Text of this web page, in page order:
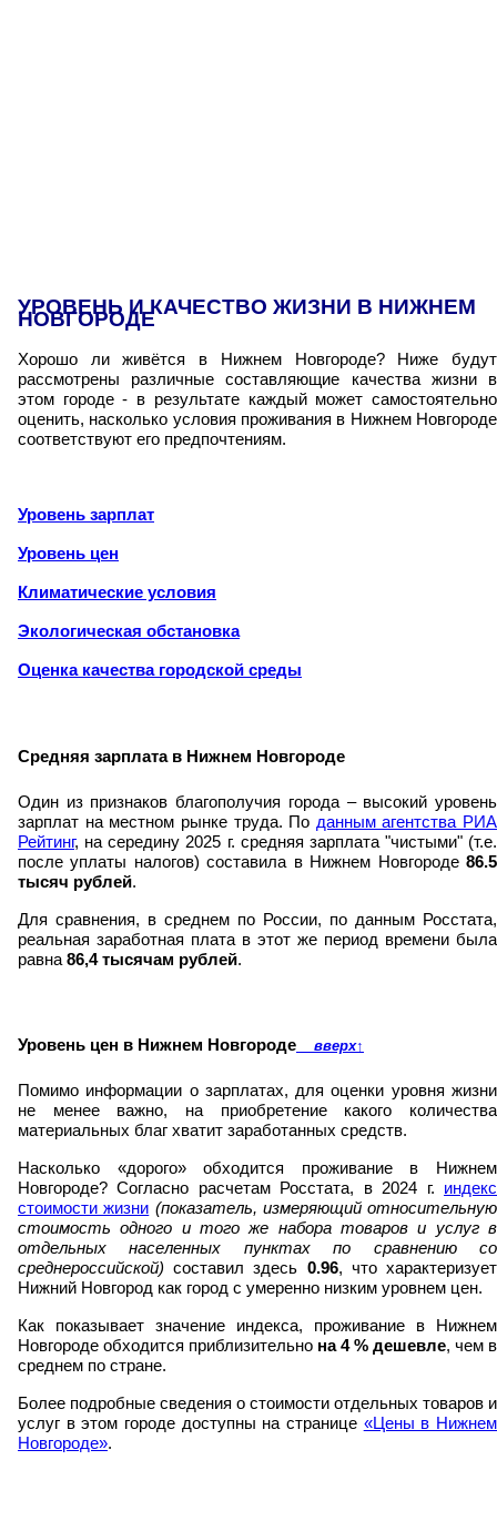
УРОВЕНЬ И КАЧЕСТВО ЖИЗНИ В НИЖНЕМ
НОВГОРОДЕ
Хорошо ли живётся в Нижнем Новгороде? Ниже будут
рассмотрены различные составляющие качества жизни в
этом городе - в результате каждый может самостоятельно
оценить, насколько условия проживания в Нижнем Новгороде
соответствуют его предпочтениям.
Уровень зарплат
Уровень цен
Климатические условия
Экологическая обстановка
Оценка качества городской среды
Средняя зарплата в Нижнем Новгороде
Один из признаков благополучия города – высокий уровень
зарплат на местном рынке труда. По данным агентства РИА
Рейтинг, на середину 2025 г. средняя зарплата "чистыми" (т.е.
после уплаты налогов) составила в Нижнем Новгороде 86.5
тысяч рублей.
Для сравнения, в среднем по России, по данным Росстата,
реальная заработная плата в этот же период времени была
равна86,4 тысячам рублей.
Уровень цен в Нижнем Новгороде вверх↑
Помимо информации о зарплатах, для оценки уровня жизни
не менее важно, на приобретение какого количества
материальных благ хватит заработанных средств.
Насколько «дорого» обходится проживание в Нижнем
Новгороде? Согласно расчетам Росстата, в 2024 г. индекс
стоимости жизни (показатель, измеряющий относительную
стоимость одного и того же набора товаров и услуг в
отдельных населенных пунктах по сравнению со
среднероссийской) составил здесь 0.96, что характеризует
Нижний Новгород как город с умеренно низким уровнем цен.
Как показывает значение индекса, проживание в Нижнем
Новгороде обходится приблизительно на4% дешевле, чем в
среднем по стране.
Более подробные сведения о стоимости отдельных товаров и
услуг в этом городе доступны на странице «Цены в Нижнем
Новгороде».